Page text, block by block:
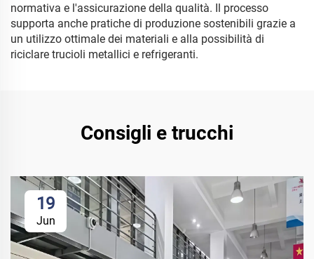
normativa e l'assicurazione della qualità. Il processo
supporta anche pratiche di produzione sostenibili grazie a
un utilizzo ottimale dei materiali e alla possibilità di
riciclare trucioli metallici e refrigeranti.
Consigli e trucchi
19
Jun